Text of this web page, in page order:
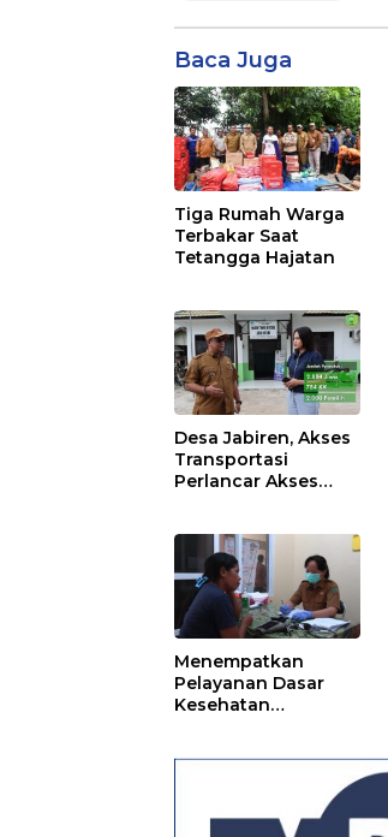
Baca Juga
Tiga Rumah Warga
Terbakar Saat
Tetangga Hajatan
Desa Jabiren, Akses
Transportasi
Perlancar Akses
Menempatkan
Pelayanan Dasar
Kesehatan